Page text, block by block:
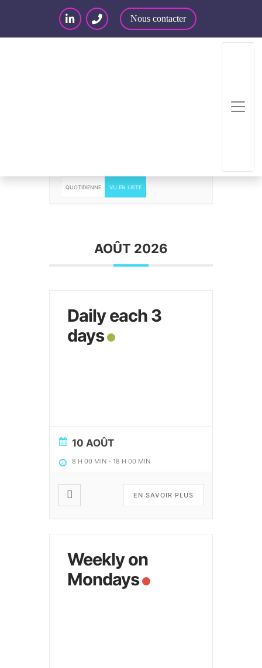
Nous contacter
QUOTIDIENNE VU EN LISTE
AOÛT 2026
Daily each 3
days
10 AOÛT
8 H 00 MIN - 18 H 00 MIN
EN SAVOIR PLUS
Weekly on
Mondays